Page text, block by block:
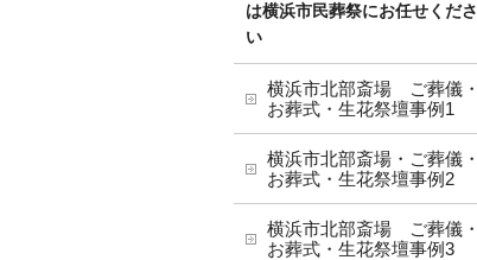
は横浜市民葬祭にお任せくださ
い
横浜市北部斎場 ご葬儀・
お葬式・生花祭壇事例1
横浜市北部斎場・ご葬儀・
お葬式・生花祭壇事例2
横浜市北部斎場 ご葬儀・
お葬式・生花祭壇事例3